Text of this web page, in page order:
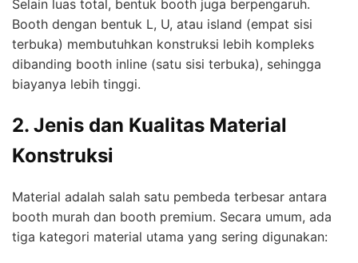
Selain luas total, bentuk booth juga berpengaruh.
Booth dengan bentuk L, U, atau island (empat sisi
terbuka) membutuhkan konstruksi lebih kompleks
dibanding booth inline (satu sisi terbuka), sehingga
biayanya lebih tinggi.
2. Jenis dan Kualitas Material
Konstruksi
Material adalah salah satu pembeda terbesar antara
booth murah dan booth premium. Secara umum, ada
tiga kategori material utama yang sering digunakan: